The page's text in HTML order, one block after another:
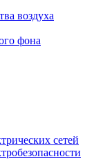
воздуха
фона
сетей